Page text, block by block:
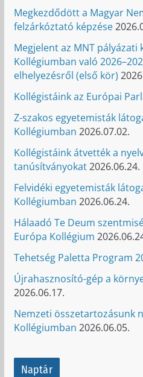
Megkezdődött a Magyar
felzárkóztató képzése
Megjelent az MNT pályázati
Kollégiumban való
elhelyezésről (első kör)
Kollégistáink az Európai
Z-szakos egyetemisták
Kollégiumban 2026.07.02.
Kollégistáink átvették a
tanúsítványokat2026.06.24.
Felvidéki egyetemisták
Kollégiumban 2026.06.24.
Hálaadó Te Deum
Európa Kollégium
Tehetség Paletta Program
Újrahasznosító-gép a
2026.06.17.
Nemzeti összetartozásunk
Kollégiumban 2026.06.05.
Naptár